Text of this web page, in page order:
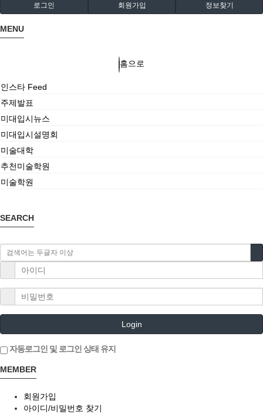
로그인 회원가입 정보찾기
MENU
홈으로
인스타 Feed
주제발표
미대입시뉴스
미대입시설명회
미술대학
추천미술학원
미술학원
SEARCH
Login
자동로그인 및 로그인 상태 유지
MEMBER
회원가입
아이디/비밀번호 찾기